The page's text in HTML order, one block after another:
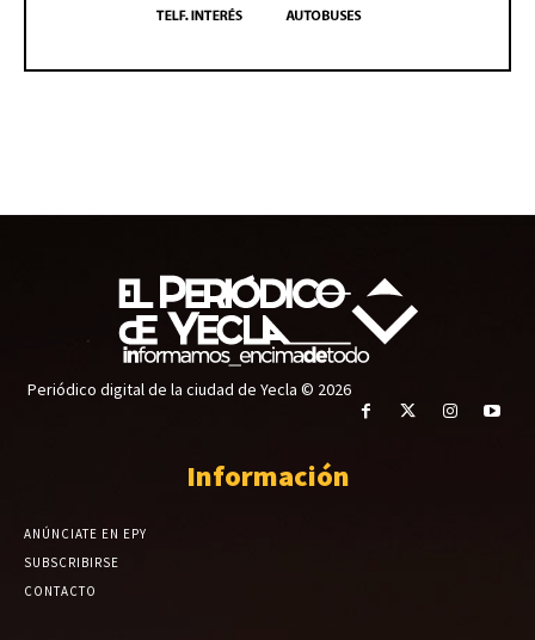
Periódico digital de la ciudad de Yecla © 2026
Información
ANÚNCIATE EN EPY
SUBSCRIBIRSE
CONTACTO